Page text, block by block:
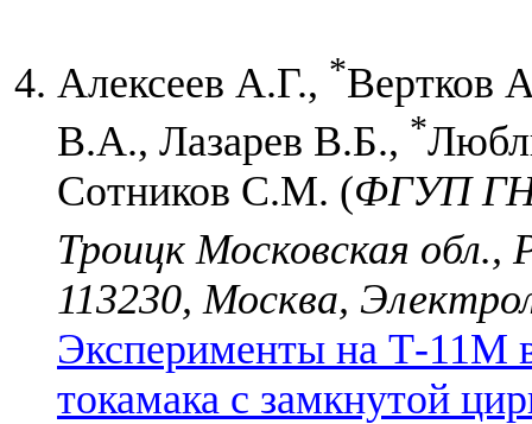
Алексеев А.Г., *Вертков
В.А., Лазарев В.Б., *
Сотников С.М. (ФГУП
Троицк Московская обл.,
113230, Москва,
Эксперименты на Т-11М
токамака с замкнутой